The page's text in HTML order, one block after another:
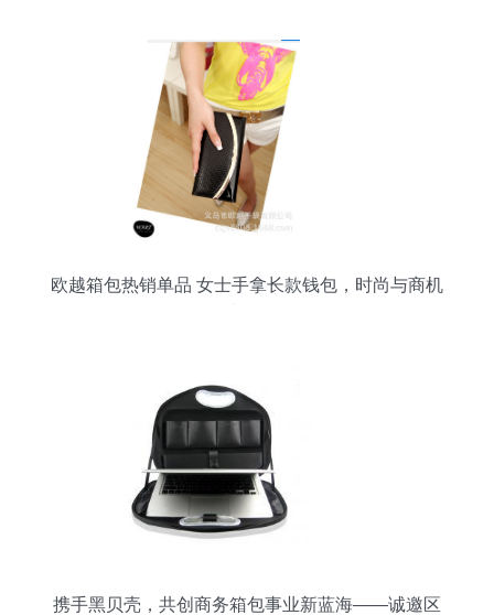
欧越箱包热销单品 女士手拿长款钱包，时尚与商机
携手黑贝壳，共创商务箱包事业新蓝海——诚邀区